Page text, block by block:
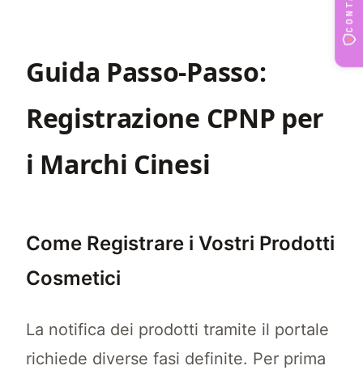
Dovreste iniziare a prepararvi per la
Guida Passo-Passo:
Registrazione CPNP per
i Marchi Cinesi
Come Registrare i Vostri Prodotti
Cosmetici
La notifica dei prodotti tramite il portale
richiede diverse fasi definite. Per prima